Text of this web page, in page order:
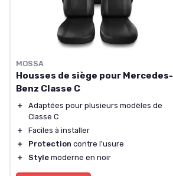
MOSSA
Housses de siège pour Mercedes-
Benz Classe C
＋
Adaptées pour plusieurs modèles de
Classe C
＋
Faciles à installer
＋
Protection contre l'usure
＋
Style moderne en noir